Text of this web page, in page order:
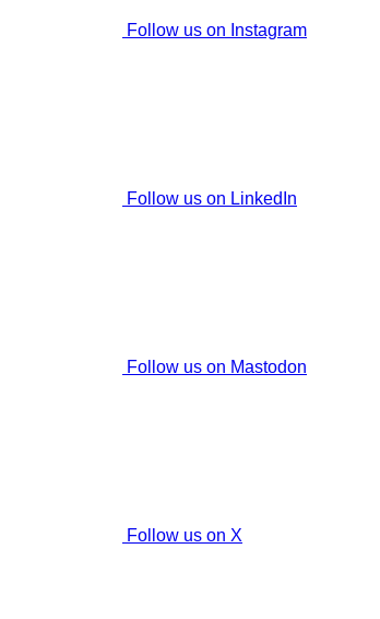
Follow us on Instagram
Follow us on LinkedIn
Follow us on Mastodon
Follow us on X